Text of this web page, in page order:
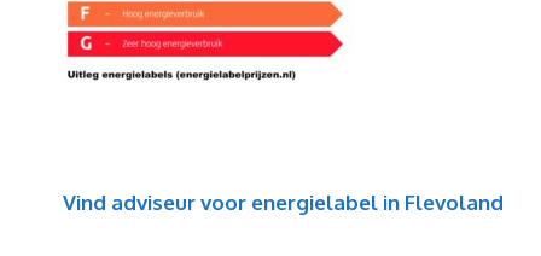
Vind adviseur voor energielabel in Flevoland